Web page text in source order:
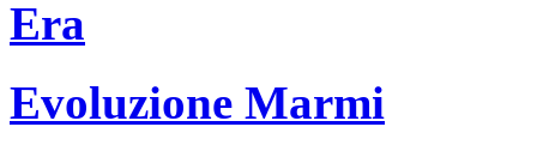
Era
Evoluzione Marmi